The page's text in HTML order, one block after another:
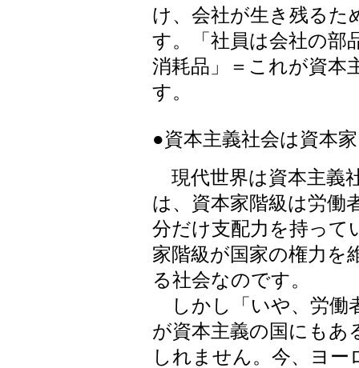
け、会社が生き残るた
す。「社員は会社の部
消耗品」＝これが資本
す。
●資本主義社会は資本
現代世界は資本主義
は、資本家階級は労働
分だけ支配力を持って
家階級が国家の権力を
る社会なのです。
しかし「いや、労働
が資本主義の国にもあ
しれません。今、ヨ